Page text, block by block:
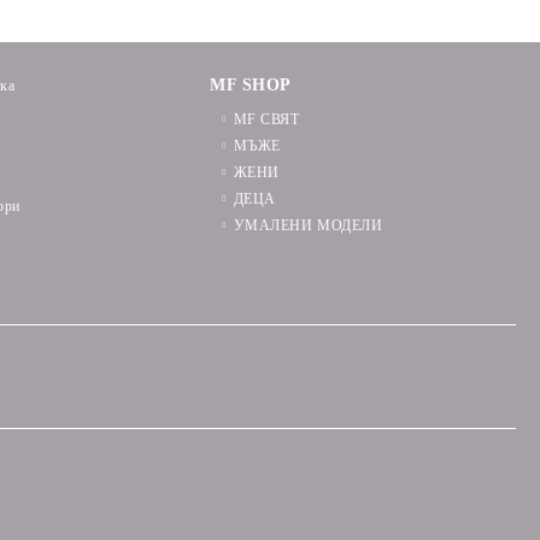
MF SHOP
MF СВЯТ
МЪЖЕ
ЖЕНИ
ДЕЦА
УМАЛЕНИ МОДЕЛИ